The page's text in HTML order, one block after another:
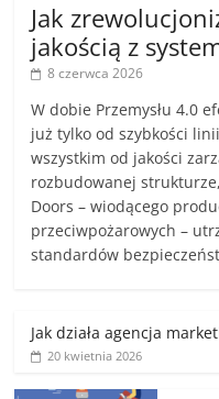
Jak
jakością z
8 czerwca 2026
W dobie Przemysłu 4.0
już tylko od szybkości
wszystkim od jakości
rozbudowanej
Doors – wiodącego
przeciwpożarowych –
standardów
Jak działa agencja
20 kwietnia 2026